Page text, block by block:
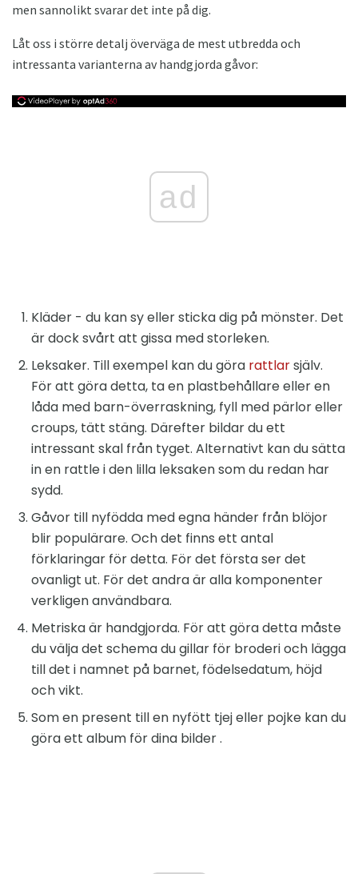
men sannolikt svarar det inte på dig.
Låt oss i större detalj överväga de mest utbredda och
intressanta varianterna av handgjorda gåvor:
ad
Kläder - du kan sy eller sticka dig på mönster. Det
är dock svårt att gissa med storleken.
Leksaker. Till exempel kan du göra rattlarsjälv.
För att göra detta, ta en plastbehållare eller en
låda med barn-överraskning, fyll med pärlor eller
croups, tätt stäng. Därefter bildar du ett
intressant skal från tyget. Alternativt kan du sätta
in en rattle i den lilla leksaken som du redan har
sydd.
Gåvor till nyfödda med egna händer från blöjor
blir populärare. Och det finns ett antal
förklaringar för detta. För det första ser det
ovanligt ut. För det andra är alla komponenter
verkligen användbara.
Metriska är handgjorda. För att göra detta måste
du välja det schema du gillar för broderi och lägga
till det i namnet på barnet, födelsedatum, höjd
och vikt.
Som en present till en nyfött tjej eller pojke kan du
göra ett album för dina bilder .